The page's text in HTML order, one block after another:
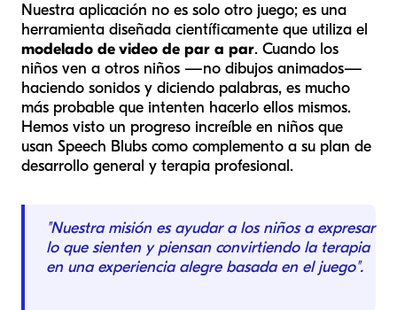
Nuestra aplicación no es solo otro juego; es una
herramienta diseñada científicamente que utiliza el
modelado de video de par a par. Cuando los
niños ven a otros niños —no dibujos animados—
haciendo sonidos y diciendo palabras, es mucho
más probable que intenten hacerlo ellos mismos.
Hemos visto un progreso increíble en niños que
usan Speech Blubs como complemento a su plan de
desarrollo general y terapia profesional.
"Nuestra misión es ayudar a los niños a expresar
lo que sienten y piensan convirtiendo la terapia
en una experiencia alegre basada en el juego".